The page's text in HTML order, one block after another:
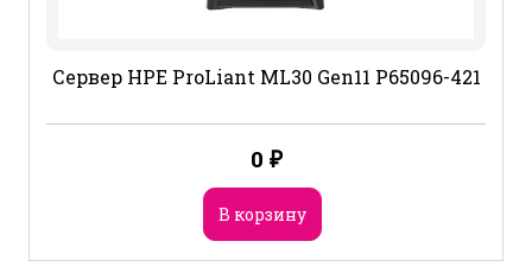
Сервер HPE ProLiant ML30 Gen11 P65096-421
0 ₽
В корзину